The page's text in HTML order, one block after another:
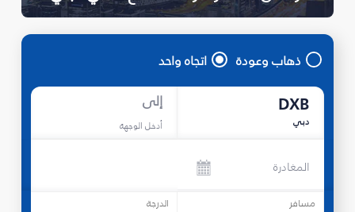
ذهاب وعودة اتجاه واحد
DXB
دبي
إلى
أدخل الوجهة
المغادرة
مسافر الدرجة